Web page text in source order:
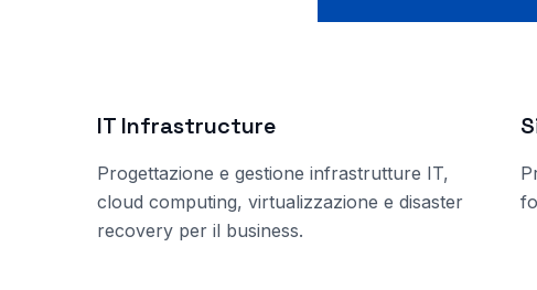
IT Infrastructure
Progettazione e gestione infrastrutture IT,
cloud computing, virtualizzazione e disaster
recovery per il business.